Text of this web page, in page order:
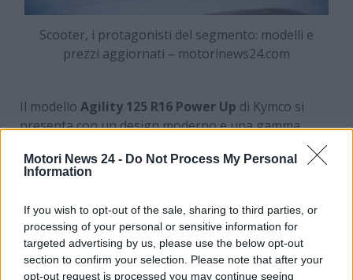
Motori News 24 - Do Not Process My Personal
Information
If you wish to opt-out of the sale, sharing to third parties, or
processing of your personal or sensitive information for
targeted advertising by us, please use the below opt-out
section to confirm your selection. Please note that after your
opt-out request is processed you may continue seeing
Scooter, i protagonisti del segmento: modelli e
prezzi aggiornati – motorinews24.com
Il modello Agility 125 R16 Power Up di Kymco si
presenta con un design moderno e una gamma
colori che spazia dall’antracite opaco al blu petrolio,
passando per il nero smoke opaco. Il prezzo di listino
Dal punto di vista tecnico, monta un motore
monocilindrico a 4 tempi, raffreddato ad aria, con
una potenza massima di 7,8 kW (10,6 CV) a 8.500